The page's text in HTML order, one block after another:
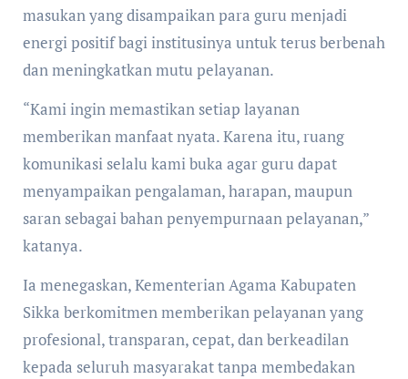
masukan yang disampaikan para guru menjadi
energi positif bagi institusinya untuk terus berbenah
dan meningkatkan mutu pelayanan.
“Kami ingin memastikan setiap layanan
memberikan manfaat nyata. Karena itu, ruang
komunikasi selalu kami buka agar guru dapat
menyampaikan pengalaman, harapan, maupun
saran sebagai bahan penyempurnaan pelayanan,”
katanya.
Ia menegaskan, Kementerian Agama Kabupaten
Sikka berkomitmen memberikan pelayanan yang
profesional, transparan, cepat, dan berkeadilan
kepada seluruh masyarakat tanpa membedakan